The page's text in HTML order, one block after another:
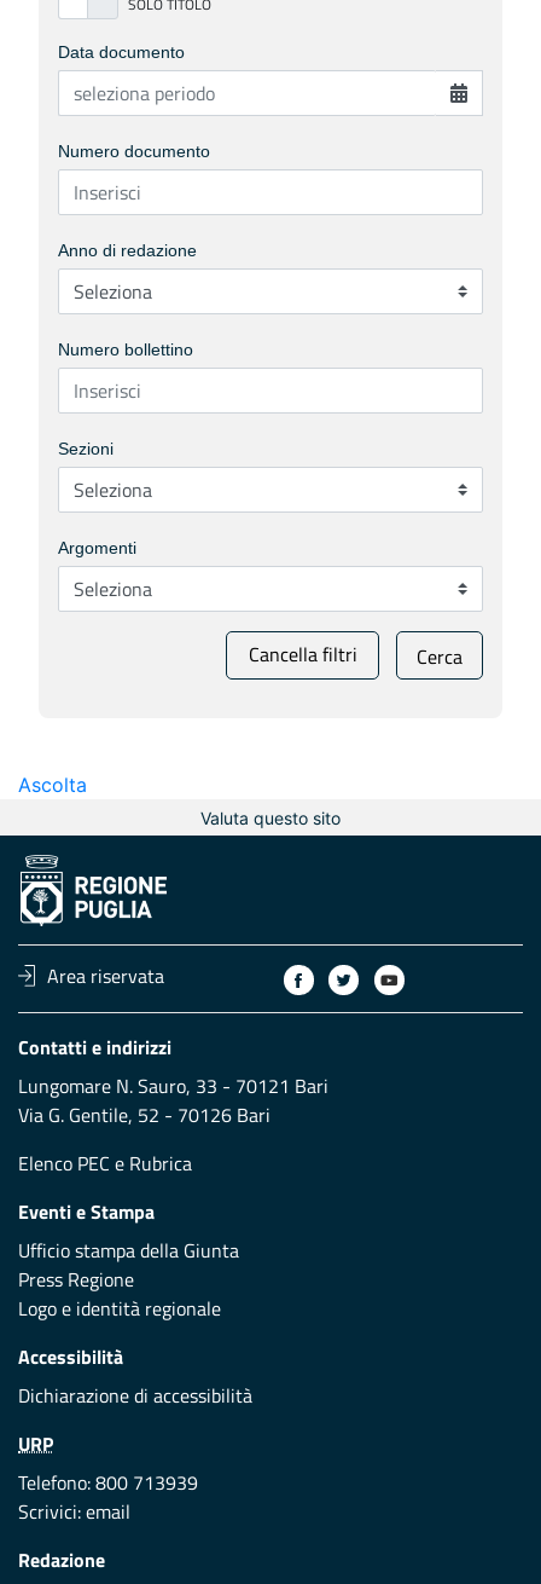
Data documento
Numero documento
Anno di redazione
Numero bollettino
Sezioni
Argomenti
Cancella filtri Cerca
Ascolta
Valuta questo sito
Area riservata
Contatti e indirizzi
Lungomare N. Sauro, 33 - 70121 Bari
Via G. Gentile, 52 - 70126 Bari
Elenco PEC e Rubrica
Eventi e Stampa
Ufficio stampa della Giunta
Press Regione
Logo e identità regionale
Accessibilità
Dichiarazione di accessibilità
URP
Telefono: 800 713939
Scrivici:email
Redazione